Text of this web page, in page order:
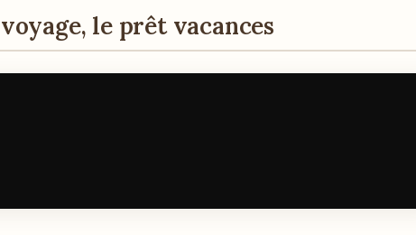
le prêt vacances